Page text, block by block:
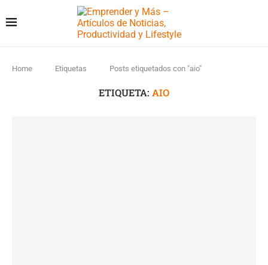
Home Etiquetas Posts etiquetados con "aio"
ETIQUETA: AIO